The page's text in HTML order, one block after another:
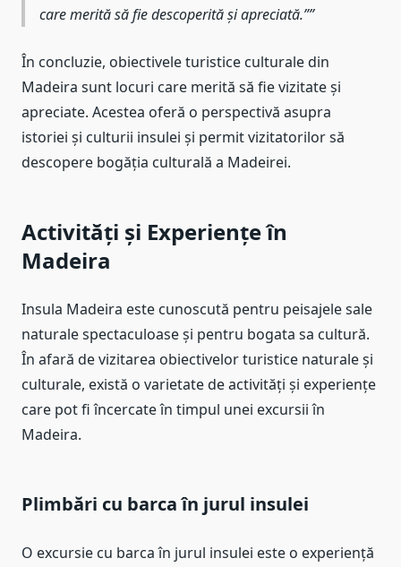
care merită să fie descoperită și apreciată.”
În concluzie, obiectivele turistice culturale din
Madeira sunt locuri care merită să fie vizitate și
apreciate. Acestea oferă o perspectivă asupra
istoriei și culturii insulei și permit vizitatorilor să
descopere bogăția culturală a Madeirei.
Activități și Experiențe în
Madeira
Insula Madeira este cunoscută pentru peisajele sale
naturale spectaculoase și pentru bogata sa cultură.
În afară de vizitarea obiectivelor turistice naturale și
culturale, există o varietate de activități și experiențe
care pot fi încercate în timpul unei excursii în
Madeira.
Plimbări cu barca în jurul insulei
O excursie cu barca în jurul insulei este o experiență